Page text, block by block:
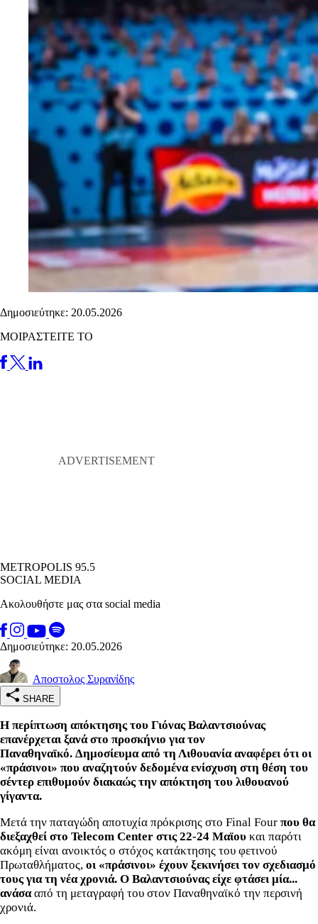
Δημοσιεύτηκε: 20.05.2026
ΜΟΙΡΑΣΤΕΙΤΕ ΤΟ
METROPOLIS 95.5
SOCIAL MEDIA
Ακολουθήστε μας στα social media
Δημοσιεύτηκε: 20.05.2026
Αποστολος Συρανίδης
SHARE
Η περίπτωση απόκτησης του Γιόνας Βαλαντσιούνας
επανέρχεται ξανά στο προσκήνιο για τον
Παναθηναϊκό. Δημοσίευμα από τη Λιθουανία αναφέρει ότι οι
«πράσινοι» που αναζητούν δεδομένα ενίσχυση στη θέση του
σέντερ επιθυμούν διακαώς την απόκτηση του λιθουανού
γίγαντα.
Μετά την παταγώδη αποτυχία πρόκρισης στο Final Four που θα
διεξαχθεί στο Telecom Center στις 22-24 Μαϊου και παρότι
ακόμη είναι ανοικτός ο στόχος κατάκτησης του φετινού
Πρωταθλήματος, οι «πράσινοι» έχουν ξεκινήσει τον σχεδιασμό
τους για τη νέα χρονιά. Ο Βαλαντσιούνας είχε φτάσει μία...
ανάσααπό τη μεταγραφή του στον Παναθηναϊκό την περσινή
χρονιά.